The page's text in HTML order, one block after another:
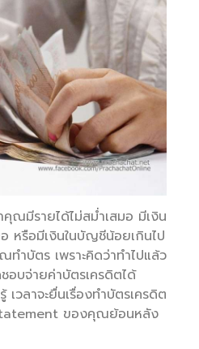
ณมีรายได้ไม่สม่ำเสมอ มีเงิน
หรือมีเงินในบัญชีน้อยเกินไป
ทำบัตร เพราะคิดว่าทำไปแล้ว
อบจ่ายค่าบัตรเครดิตได้
เวลาจะยื่นเรื่องทำบัตรเครดิต
ของคุณย้อนหลัง